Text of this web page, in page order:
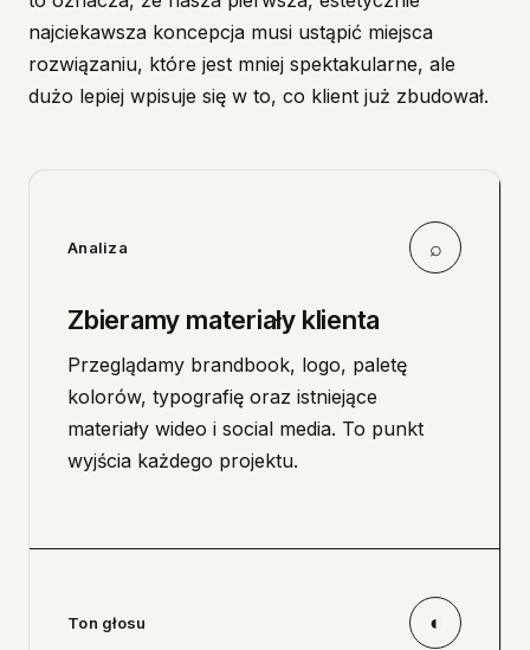
najciekawsza koncepcja musi ustąpić miejsca
rozwiązaniu, które jest mniej spektakularne, ale
dużo lepiej wpisuje się w to, co klient już zbudował.
Analiza ⌕
Zbieramy materiały klienta
Przeglądamy brandbook, logo, paletę
kolorów, typografię oraz istniejące
materiały wideo i social media. To punkt
wyjścia każdego projektu.
Ton głosu ◐